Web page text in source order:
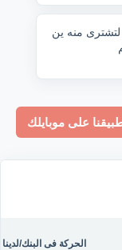
منه ين
على موبايلك
الحركة فى البنك/لدينا